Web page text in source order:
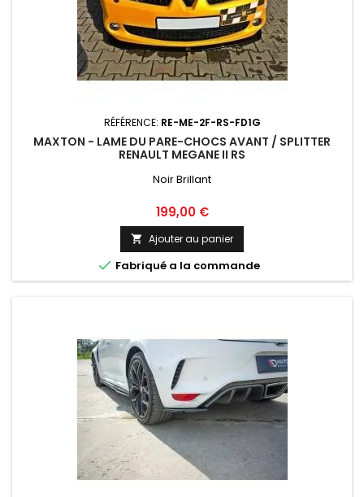
RÉFÉRENCE: RE-ME-2F-RS-FD1G
MAXTON - LAME DU PARE-CHOCS AVANT / SPLITTER
RENAULT MEGANE II RS
Noir Brillant
Prix
199,00 €
 Ajouter au panier
 Fabriqué a la commande